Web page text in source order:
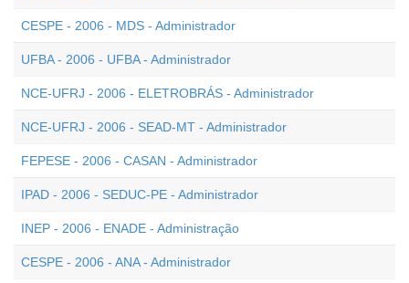
CESPE - 2006 - MDS - Administrador
UFBA - 2006 - UFBA - Administrador
NCE-UFRJ - 2006 - ELETROBRÁS - Administrador
NCE-UFRJ - 2006 - SEAD-MT - Administrador
FEPESE - 2006 - CASAN - Administrador
IPAD - 2006 - SEDUC-PE - Administrador
INEP - 2006 - ENADE - Administração
CESPE - 2006 - ANA - Administrador